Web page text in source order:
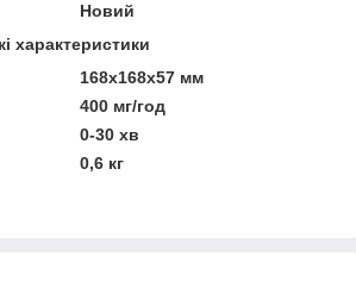
Новий
характеристики
168x168x57 мм
400 мг/год
0-30 хв
0,6 кг